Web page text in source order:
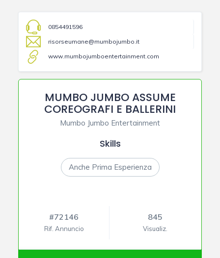
0854491596
risorseumane@mumbojumbo.it
www.mumbojumboentertainment.com
MUMBO JUMBO ASSUME
COREOGRAFI E BALLERINI
Mumbo Jumbo Entertainment
Skills
Anche Prima Esperienza
#72146
Rif. Annuncio
845
Visualiz.